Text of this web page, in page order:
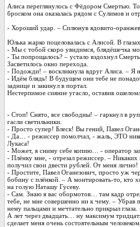
Алиса переглянулось с Фёдором Смертью.
броском она оказалась рядом с Сулимов и
- Хороший удар. – Сплюнув ядовито-
Юлька жарко поцеловалась с Алисой. В
- Мы с тобой скоро увидимся, блядёшечка
- Ты попрощалось? – устало вздохнул
Засветилось окно перехода.
- Подожди! – воскликнула вдруг Алиса. – Я
- Идём блядь! В будущем они тебе не
заднице и закинул в портал.
Нестерпимое сияние угасло, оставив
- Стоп! Снято, все свободны! – гаркнул в
гасли светильники.
- Просто супер! Блеск! Вы гений, Павел
- Да… - режиссер помолчал, - жаль, ЭТО
Лукаса!
- Может, я сниму себе копию… - оператор
- Плёнку мне, - отрезал режиссер. –
получил свои двести рублей. От меня
- Простите, Павел Оганезович, просто уж
бобину с плёнкой. – А монтировать-то, кто
на голую Наташу Гусеву.
- Сам. Знаю я вас обормотов… там кадр
тебе, не мне совершенно ни к чему. – Убрав
нему пальцами и мечтательно прикрыл
А лет через двадцать… ну максимум
сделает меня очень состоятельным